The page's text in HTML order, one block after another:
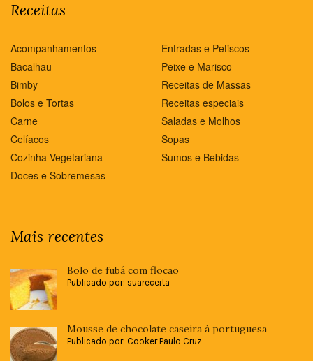
Receitas
Acompanhamentos
Bacalhau
Bimby
Bolos e Tortas
Carne
Celíacos
Cozinha Vegetariana
Doces e Sobremesas
Entradas e Petiscos
Peixe e Marisco
Receitas de Massas
Receitas especiais
Saladas e Molhos
Sopas
Sumos e Bebidas
Mais recentes
Bolo de fubá com flocão
Publicado por: suareceita
Mousse de chocolate caseira à portuguesa
Publicado por: Cooker Paulo Cruz